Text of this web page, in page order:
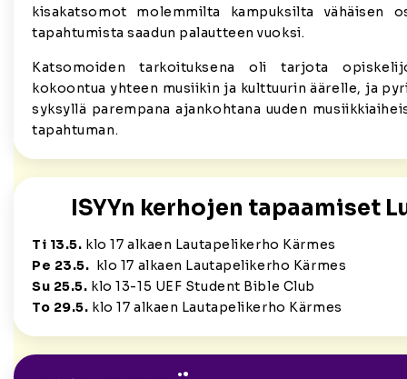
kisakatsomot molemmilta kampuksilta vähäisen
tapahtumista saadun palautteen vuoksi.
Katsomoiden tarkoituksena oli tarjota
kokoontua yhteen musiikin ja kulttuurin äärelle, ja
syksyllä parempana ajankohtana uuden
tapahtuman.
ISYYn kerhojen tapaamiset
Ti 13.5. klo 17 alkaen Lautapelikerho Kärmes
Pe 23.5. klo 17 alkaen Lautapelikerho Kärmes
Su 25.5. klo 13-15 UEF Student Bible Club
To 29.5. klo 17 alkaen Lautapelikerho Kärmes